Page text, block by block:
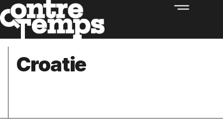
Croatie